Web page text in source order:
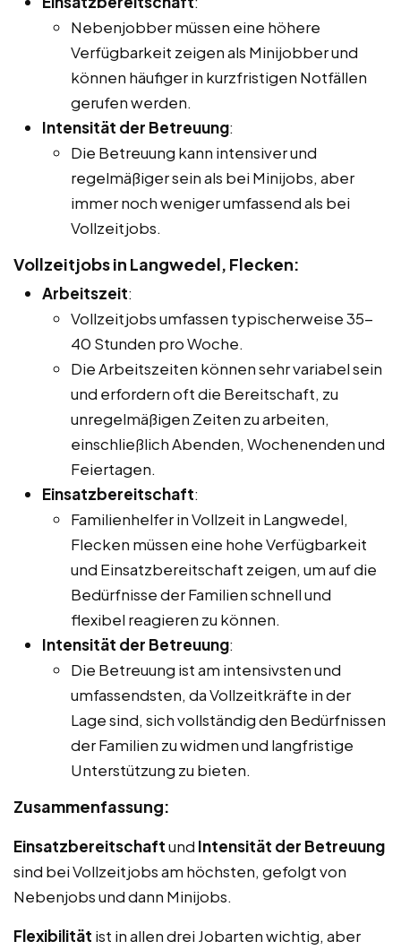
Nebenjobber müssen eine höhere
Verfügbarkeit zeigen als Minijobber und
können häufiger in kurzfristigen Notfällen
gerufen werden.
Intensität der Betreuung:
Die Betreuung kann intensiver und
regelmäßiger sein als bei Minijobs, aber
immer noch weniger umfassend als bei
Vollzeitjobs.
Vollzeitjobs in Langwedel, Flecken:
Arbeitszeit:
Vollzeitjobs umfassen typischerweise 35-
40 Stunden pro Woche.
Die Arbeitszeiten können sehr variabel sein
und erfordern oft die Bereitschaft, zu
unregelmäßigen Zeiten zu arbeiten,
einschließlich Abenden, Wochenenden und
Feiertagen.
Einsatzbereitschaft:
Familienhelfer in Vollzeit in Langwedel,
Flecken müssen eine hohe Verfügbarkeit
und Einsatzbereitschaft zeigen, um auf die
Bedürfnisse der Familien schnell und
flexibel reagieren zu können.
Intensität der Betreuung:
Die Betreuung ist am intensivsten und
umfassendsten, da Vollzeitkräfte in der
Lage sind, sich vollständig den Bedürfnissen
der Familien zu widmen und langfristige
Unterstützung zu bieten.
Zusammenfassung:
Einsatzbereitschaftund Intensität der Betreuung
sind bei Vollzeitjobs am höchsten, gefolgt von
Nebenjobs und dann Minijobs.
Flexibilität ist in allen drei Jobarten wichtig, aber